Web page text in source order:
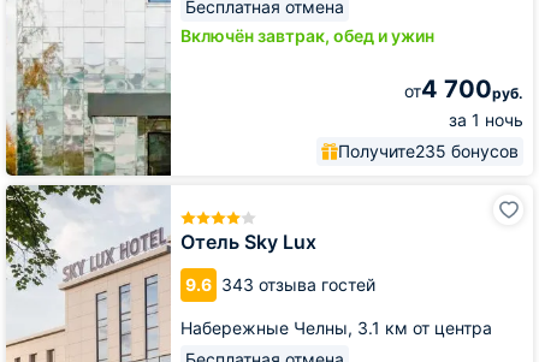
Бесплатная отмена
Включён завтрак, обед и ужин
от4 700руб.
за 1 ночь
Получите235 бонусов
Отель Sky Lux
9.6 343 отзыва гостей
Набережные Челны, 3.1 км от центра
Отель
Sky
Lux